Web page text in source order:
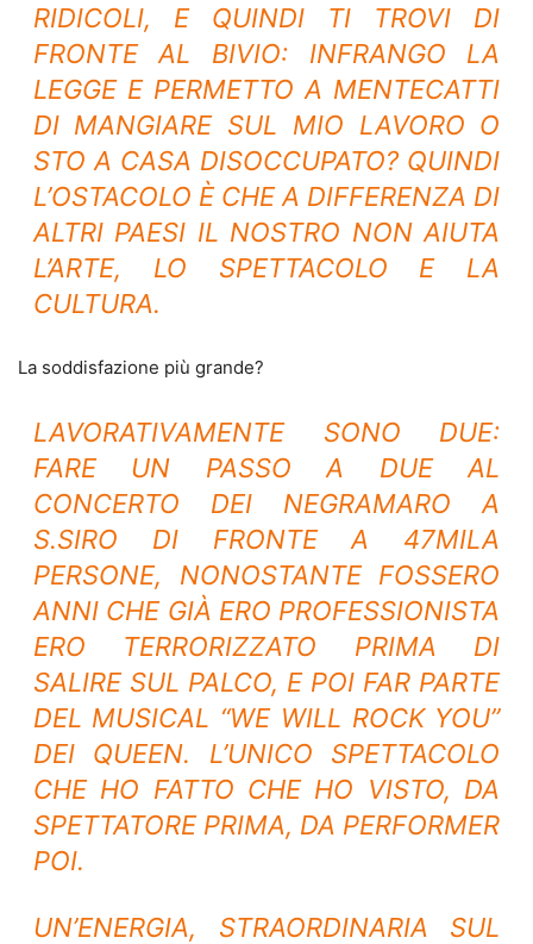
RIDICOLI, E QUINDI TI TROVI DI
FRONTE AL BIVIO: INFRANGO LA
LEGGE E PERMETTO A MENTECATTI
DI MANGIARE SUL MIO LAVORO O
STO A CASA DISOCCUPATO? QUINDI
L’OSTACOLO È CHE A DIFFERENZA DI
ALTRI PAESI IL NOSTRO NON AIUTA
L’ARTE, LO SPETTACOLO E LA
CULTURA.
La soddisfazione più grande?
LAVORATIVAMENTE SONO DUE:
FARE UN PASSO A DUE AL
CONCERTO DEI NEGRAMARO A
S.SIRO DI FRONTE A 47MILA
PERSONE, NONOSTANTE FOSSERO
ANNI CHE GIÀ ERO PROFESSIONISTA
ERO TERRORIZZATO PRIMA DI
SALIRE SUL PALCO, E POI FAR PARTE
DEL MUSICAL “WE WILL ROCK YOU”
DEI QUEEN. L’UNICO SPETTACOLO
CHE HO FATTO CHE HO VISTO, DA
SPETTATORE PRIMA, DA PERFORMER
POI.
UN’ENERGIA, STRAORDINARIA SUL